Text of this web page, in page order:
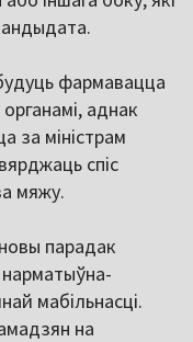
фармавацца
аднак
за міністрам
спіс
мяжу.
парадак
мабільнасці.
на